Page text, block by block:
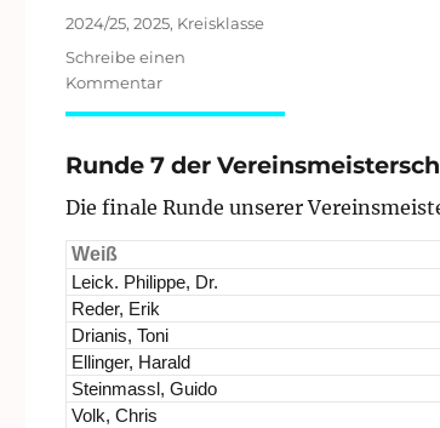
Schlagwörter
2024/25, 2025, Kreisklasse
Schreibe einen
Kommentarzu
Mitte
Runde
Runde 7 der
Die finale Runde unserer
Weiß
Leick. Philippe, Dr.
Reder, Erik
Drianis, Toni
Ellinger, Harald
Steinmassl, Guido
Volk, Chris